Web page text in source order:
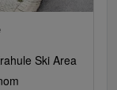
Ski Area